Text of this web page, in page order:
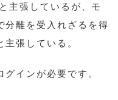
主張しているが、モ
分離を受入れざるを得
張している。
インが必要です。